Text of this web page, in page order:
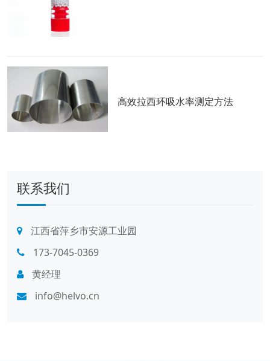
高效拉西环吸水率测定方法
联系我们
江西省萍乡市安源工业园
173-7045-0369
黄经理
info@helvo.cn